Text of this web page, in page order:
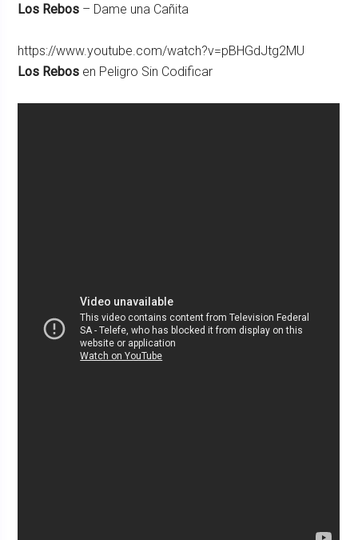
Los Rebos – Dame una Cañita
https://www.youtube.com/watch?v=pBHGdJtg2MU
Los Rebos en Peligro Sin Codificar